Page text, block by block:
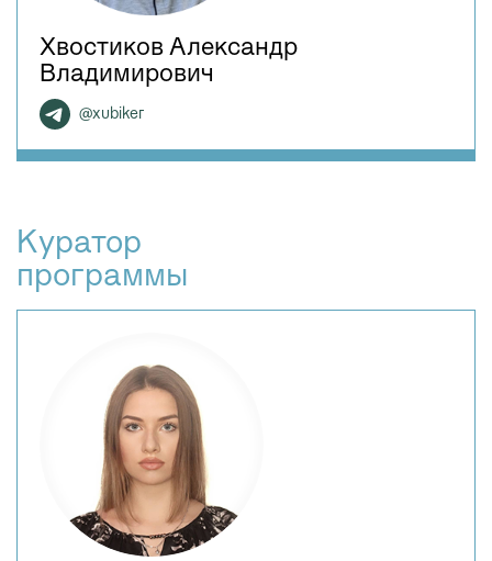
Хвостиков Александр
Владимирович
@xubiker
Куратор
программы